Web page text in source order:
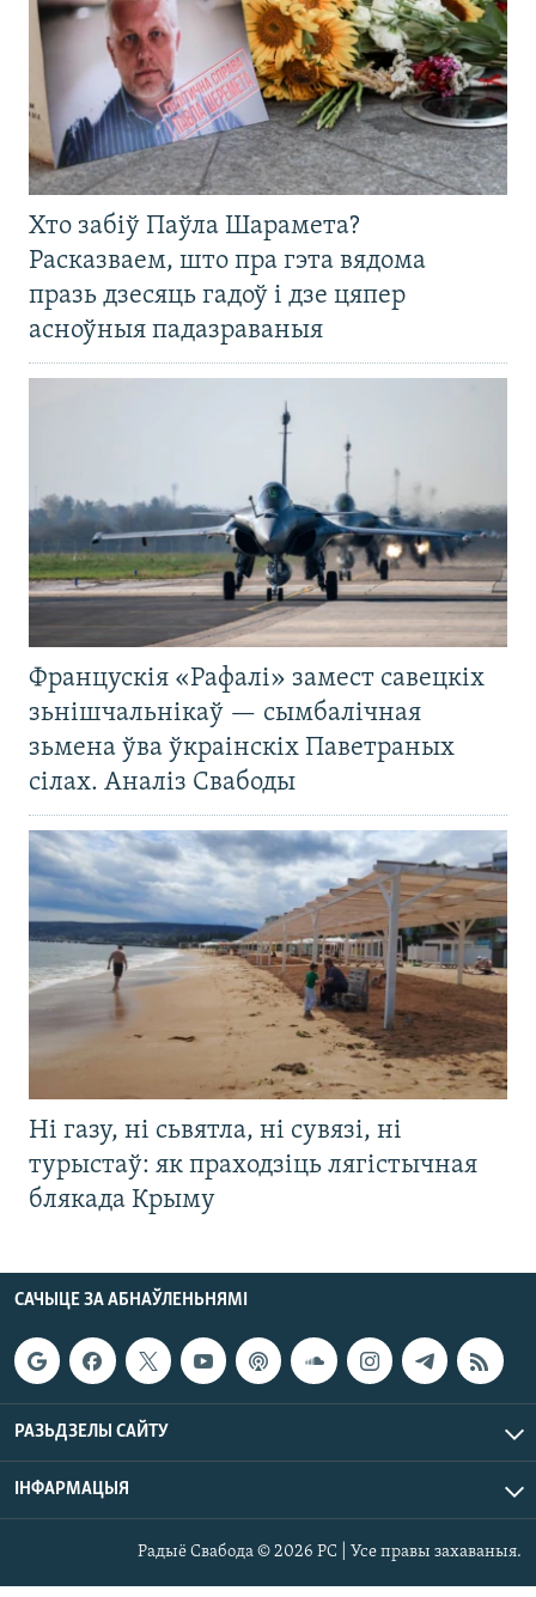
Хто забіў Паўла Шарамета?
Расказваем, што пра гэта вядома
празь дзесяць гадоў і дзе цяпер
асноўныя падазраваныя
Францускія «Рафалі» замест савецкіх
зьнішчальнікаў — сымбалічная
зьмена ўва ўкраінскіх Паветраных
сілах. Аналіз Свабоды
Ні газу, ні сьвятла, ні сувязі, ні
турыстаў: як праходзіць лягістычная
блякада Крыму
САЧЫЦЕ ЗА АБНАЎЛЕНЬНЯМІ
РАЗЬДЗЕЛЫ САЙТУ
ІНФАРМАЦЫЯ
Радыё Свабода © 2026 РС | Усе правы захаваныя.